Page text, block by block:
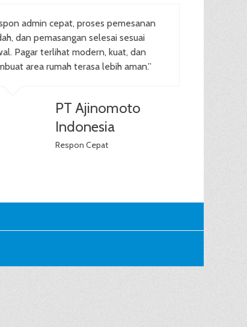
admin cepat, proses pemesanan
dan pemasangan selesai sesuai
Pagar terlihat modern, kuat, dan
area rumah terasa lebih aman.”
PT Ajinomoto
Indonesia
Respon Cepat